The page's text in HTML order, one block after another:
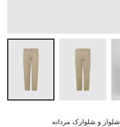
شلوار و شلوارک مردانه